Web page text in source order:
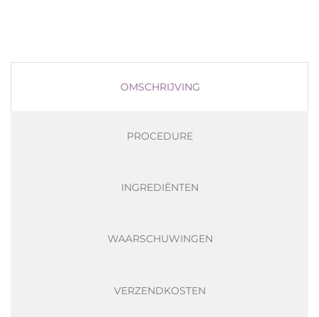
OMSCHRIJVING
PROCEDURE
INGREDIËNTEN
WAARSCHUWINGEN
VERZENDKOSTEN